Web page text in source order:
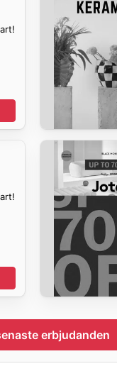
erbjudanden